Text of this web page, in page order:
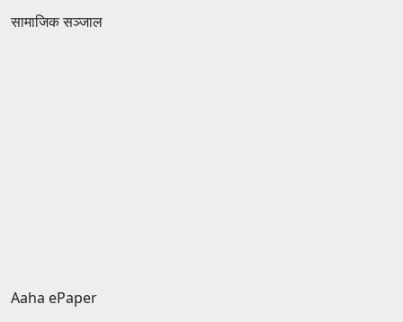
सामाजिक सञ्जाल
Aaha ePaper